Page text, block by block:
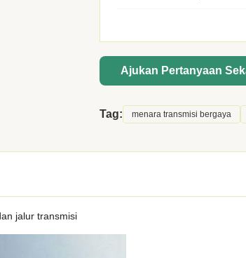
Ajukan Pertanyaan
Tag: menara transmisi bergaya
jalur transmisi